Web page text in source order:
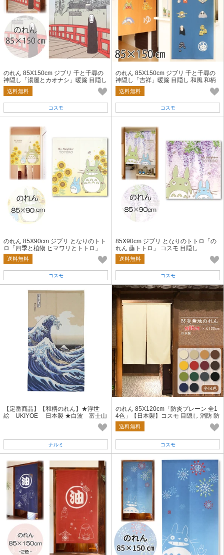
のれん 85X150cm ジブリ 千と千尋の
神隠し「湯屋とカオナシ」暖簾 目隠し
和風 和柄
送料無料
コスモ
のれん 85X150cm ジブリ 千と千尋の
神隠し「吉祥」暖簾 目隠し 和風 和柄
送料無料
コスモ
のれん 85X90cm ジブリ となりのトト
ロ「四季と植物 ヒマワリとトトロ」
送料無料
コスモ
85X90cm ジブリ となりのトトロ「の
れん 藤トトロ」 コスモ 目隠し
送料無料
コスモ
【定番商品】【和柄のれん】★浮世
絵 UKIYOE 日本製 ★白波 富士山
ナルミ
のれん 85X120cm「防炎プレーン 全1
4色」【日本製】コスモ 目隠し 消防 防
災 店舗 施設 向け
送料無料
コスモ